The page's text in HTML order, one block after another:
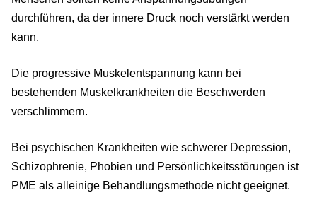
durchführen, da der innere Druck noch verstärkt werden
kann.
Die progressive Muskelentspannung kann bei
bestehenden Muskelkrankheiten die Beschwerden
verschlimmern.
Bei psychischen Krankheiten wie schwerer Depression,
Schizophrenie, Phobien und Persönlichkeitsstörungen ist
PME als alleinige Behandlungsmethode nicht geeignet.